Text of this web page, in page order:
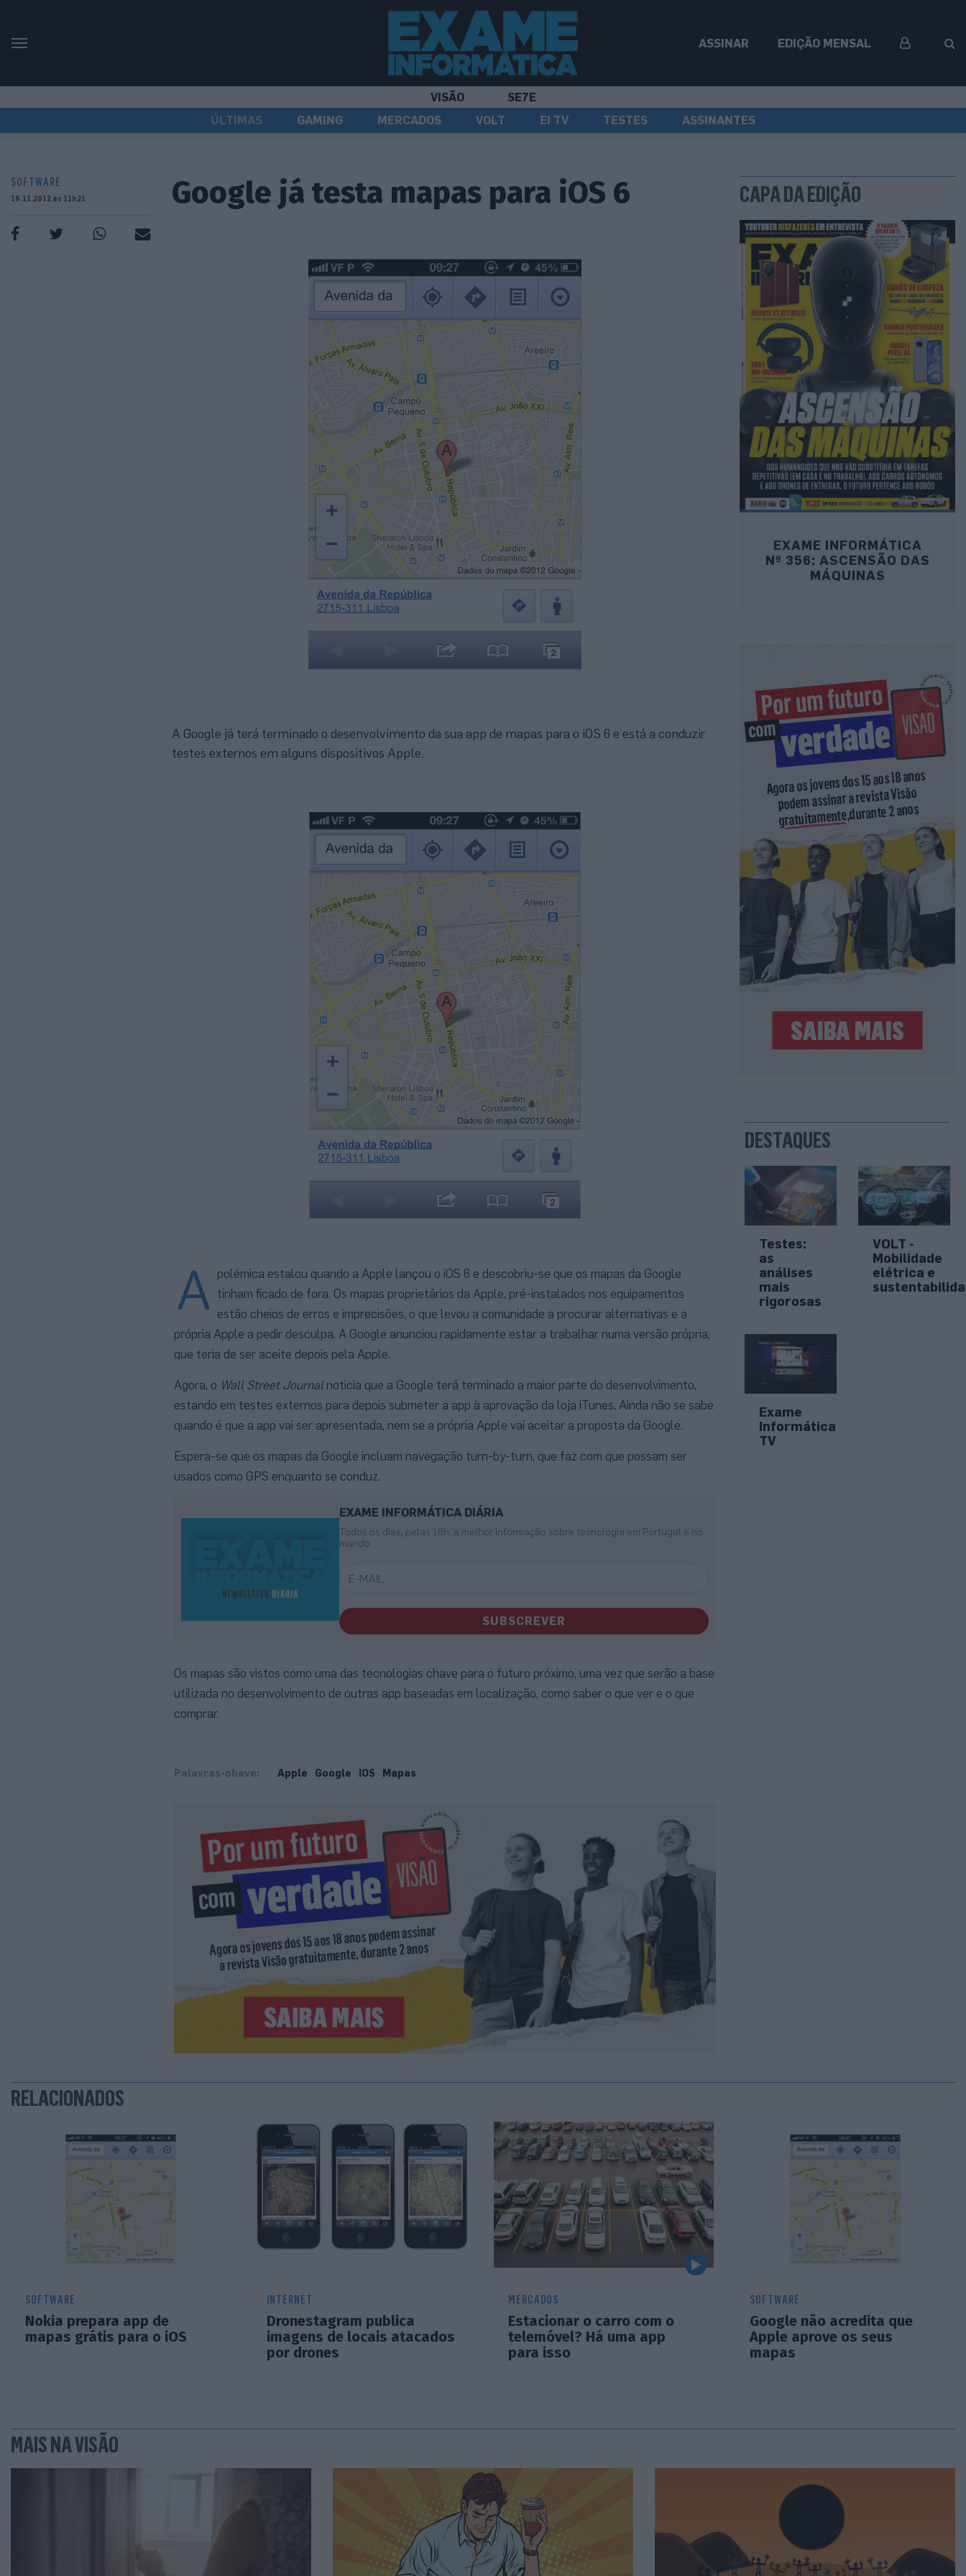
ASSINAR EDIÇÃO MENSAL
VISÃO
SE7E
ÚLTIMAS
GAMING MERCADOS VOLT EI TV TESTES ASSINANTES
SOFTWARE
16.11.2012 às 11h21 Google já testa mapas para iOS 6
A Google já terá terminado o desenvolvimento da sua app de mapas para o iOS 6 e está a conduzir
testes externos em alguns dispositivos Apple.
A polémica estalou quando a Apple lançou o iOS 6 e descobriu-se que os mapas da Google
tinham ficado de fora. Os mapas proprietários da Apple, pré-instalados nos equipamentos
estão cheios de erros e imprecisões, o que levou a comunidade a procurar alternativas e a
própria Apple a pedir desculpa. A Google anunciou rapidamente estar a trabalhar numa versão própria,
que teria de ser aceite depois pela Apple.
Agora, o Wall Street Journalnoticia que a Google terá terminado a maior parte do desenvolvimento,
estando em testes externos para depois submeter a app à aprovação da loja iTunes. Ainda não se sabe
quando é que a app vai ser apresentada, nem se a própria Apple vai aceitar a proposta da Google.
Espera-se que os mapas da Google incluam navegação turn-by-turn, que faz com que possam ser
usados como GPS enquanto se conduz.
EXAME INFORMÁTICA DIÁRIA
Todos os dias, pelas 18h, a melhor informação sobre tecnologia em Portugal e no
mundo
SUBSCREVER
Os mapas são vistos como uma das tecnologias chave para o futuro próximo, uma vez que serão a base
utilizada no desenvolvimento de outras app baseadas em localização, como saber o que ver e o que
comprar.
Palavras-chave: Apple Google IOS Mapas
CAPA DA EDIÇÃO
EXAME INFORMÁTICA
Nº 356: ASCENSÃO DAS
MÁQUINAS
DESTAQUES
Testes:
as
análises
mais
rigorosas
VOLT -
Mobilidade
elétrica e
Exame
Informática
TV
RELACIONADOS
SOFTWARE
Nokia prepara app de
mapas grátis para o iOS
INTERNET
Dronestagram publica
imagens de locais atacados
por drones
MERCADOS
Estacionar o carro com o
telemóvel? Há uma app
para isso
SOFTWARE
Google não acredita que
Apple aprove os seus
mapas
MAIS NA VISÃO